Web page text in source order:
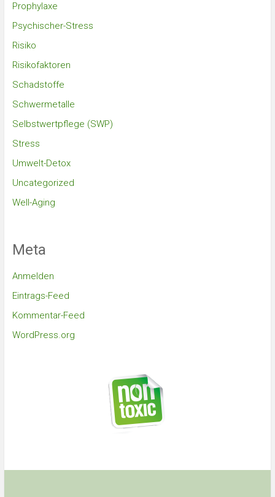
Prophylaxe
Psychischer-Stress
Risiko
Risikofaktoren
Schadstoffe
Schwermetalle
Selbstwertpflege (SWP)
Stress
Umwelt-Detox
Uncategorized
Well-Aging
Meta
Anmelden
Eintrags-Feed
Kommentar-Feed
WordPress.org